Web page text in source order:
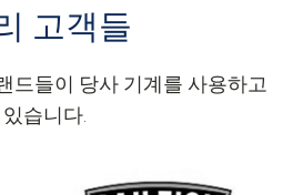
고객들
드들이 당사 기계를 사용하고
있습니다.